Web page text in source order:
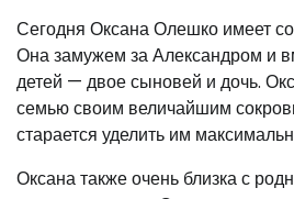
Сегодня Оксана Олешко имеет
Она замужем за Александром и
детей — двое сыновей и дочь.
семью своим величайшим
старается уделить им
Оксана также очень близка с